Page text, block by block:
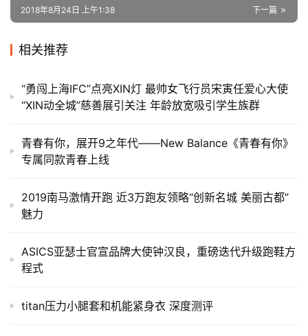
下一篇
2018年8月24日 上午1:38
相关推荐
“勇闯上海IFC”点亮XIN灯 最帅女飞行员宋寅任爱心大使
“XIN动全城”慈善展引关注 年龄放宽吸引学生族群
青春有你，展开9之年代——New Balance《青春有你》
专属同款青春上线
2019南马激情开跑 近3万跑友领略“创新名城 美丽古都”
魅力
ASICS亚瑟士官宣品牌大使钟汉良，重磅迭代升级跑鞋方
程式
titan压力小腿套和机能紧身衣 深度测评